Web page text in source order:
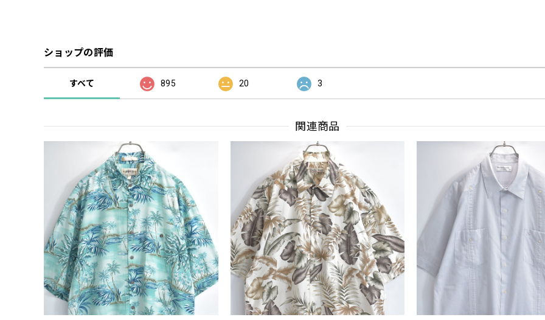
ショップの評価
すべて 895 20 3
関連商品